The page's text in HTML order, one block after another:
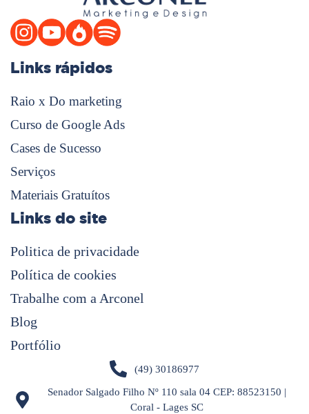
Links rápidos
Raio x Do marketing
Curso de Google Ads
Cases de Sucesso
Serviços
Materiais Gratuítos
Links do site
Politica de privacidade
Política de cookies
Trabalhe com a Arconel
Blog
Portfólio
(49) 30186977
Senador Salgado Filho Nº 110 sala 04 CEP: 88523150 |
Coral - Lages SC